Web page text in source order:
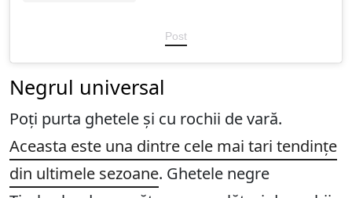
Post
Negrul universal
Poți purta ghetele și cu rochii de vară.
Aceasta este una dintre cele mai tari tendințe
din ultimele sezoane. Ghetele negre